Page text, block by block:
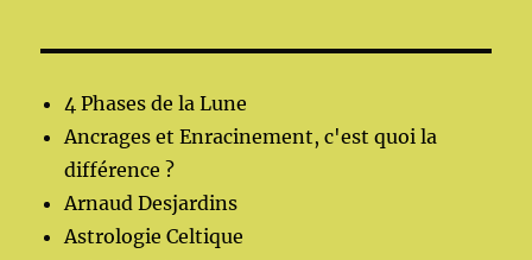
4 Phases de la Lune
Ancrages et Enracinement, c'est quoi la
différence ?
Arnaud Desjardins
Astrologie Celtique